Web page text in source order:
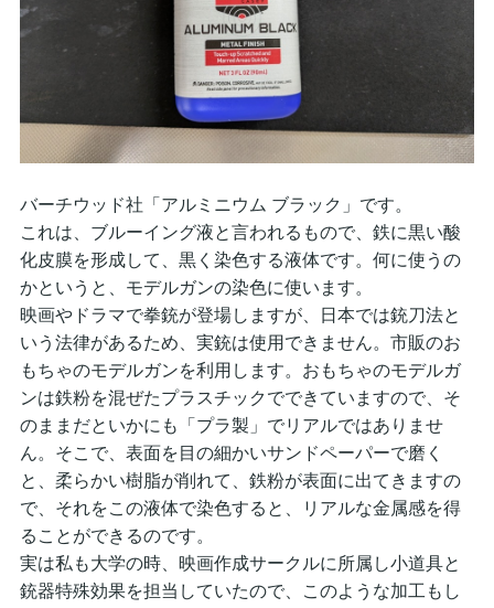
バーチウッド社「アルミニウム ブラック」です。
これは、ブルーイング液と言われるもので、鉄に黒い酸
化皮膜を形成して、黒く染色する液体です。何に使うの
かというと、モデルガンの染色に使います。
映画やドラマで拳銃が登場しますが、日本では銃刀法と
いう法律があるため、実銃は使用できません。市販のお
もちゃのモデルガンを利用します。おもちゃのモデルガ
ンは鉄粉を混ぜたプラスチックでできていますので、そ
のままだといかにも「プラ製」でリアルではありませ
ん。そこで、表面を目の細かいサンドペーパーで磨く
と、柔らかい樹脂が削れて、鉄粉が表面に出てきますの
で、それをこの液体で染色すると、リアルな金属感を得
ることができるのです。
実は私も大学の時、映画作成サークルに所属し小道具と
銃器特殊効果を担当していたので、このような加工もし